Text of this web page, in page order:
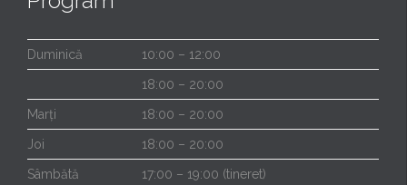
Duminică 10:00 – 12:00
18:00 – 20:00
Marți 18:00 – 20:00
Joi 18:00 – 20:00
Sâmbătă 17:00 – 19:00 (tineret)